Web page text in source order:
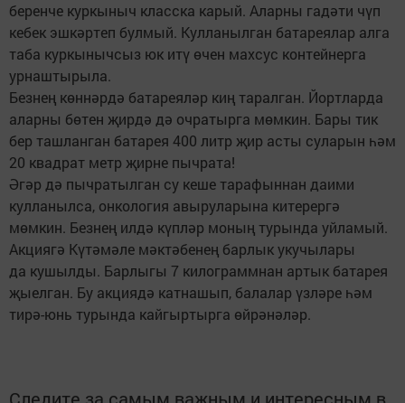
беренче куркыныч класска карый. Аларны гадәти чүп
кебек эшкәртеп булмый. Кулланылган батареялар алга
таба куркынычсыз юк итү өчен махсус контейнерга
урнаштырыла.
Безнең көннәрдә батареяләр киң таралган. Йортларда
аларны бөтен җирдә дә очратырга мөмкин. Бары тик
бер ташланган батарея 400 литр җир асты суларын һәм
20 квадрат метр җирне пычрата!
Әгәр дә пычратылган су кеше тарафыннан даими
кулланылса, онкология авыруларына китерергә
мөмкин. Безнең илдә күпләр моның турында уйламый.
Акциягә Күтәмәле мәктәбенең барлык укучылары
да кушылды. Барлыгы 7 килограммнан артык батарея
җыелган. Бу акциядә катнашып, балалар үзләре һәм
тирә-юнь турында кайгыртырга өйрәнәләр.